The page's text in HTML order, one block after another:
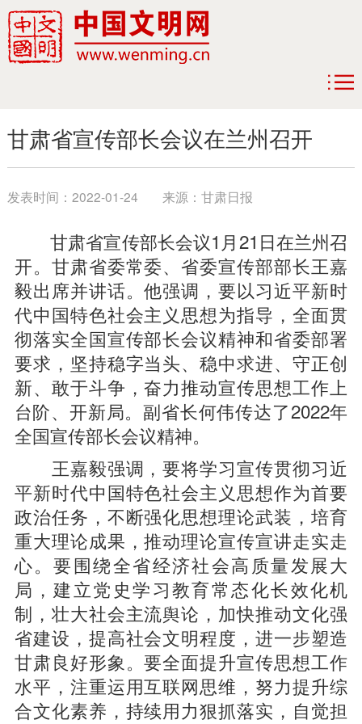
甘肃省宣传部长会议在兰州召开
发表时间： 2022-01-24 来源： 甘肃日报
甘肃省宣传部长会议1月21日在兰州召
开。甘肃省委常委、省委宣传部部长王嘉
毅出席并讲话。他强调，要以习近平新时
代中国特色社会主义思想为指导，全面贯
彻落实全国宣传部长会议精神和省委部署
要求，坚持稳字当头、稳中求进、守正创
新、敢于斗争，奋力推动宣传思想工作上
台阶、开新局。副省长何伟传达了2022年
全国宣传部长会议精神。
王嘉毅强调，要将学习宣传贯彻习近
平新时代中国特色社会主义思想作为首要
政治任务，不断强化思想理论武装，培育
重大理论成果，推动理论宣传宣讲走实走
心。要围绕全省经济社会高质量发展大
局，建立党史学习教育常态化长效化机
制，壮大社会主流舆论，加快推动文化强
省建设，提高社会文明程度，进一步塑造
甘肃良好形象。要全面提升宣传思想工作
水平，注重运用互联网思维，努力提升综
合文化素养，持续用力狠抓落实，自觉担